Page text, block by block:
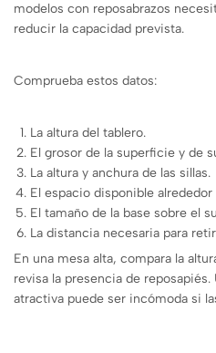
modelos con reposabrazos
reducir la capacidad prevista.
Comprueba estos datos:
La altura del tablero.
El grosor de la superficie y de
La altura y anchura de las sillas.
El espacio disponible
El tamaño de la base sobre el
La distancia necesaria para
En una mesa alta, compara la
revisa la presencia de
atractiva puede ser incómoda si